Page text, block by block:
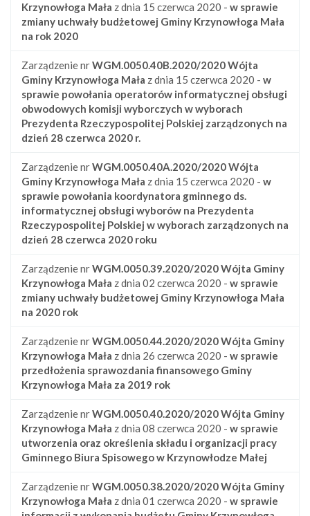
Krzynowłoga Mała z dnia 15 czerwca 2020 - w sprawie
zmiany uchwały budżetowej Gminy Krzynowłoga Mała
na rok 2020
Zarządzenie nrWGM.0050.40B.2020/2020Wójta
Gminy Krzynowłoga Mała z dnia 15 czerwca 2020 - w
sprawie powołania operatorów informatycznej obsługi
obwodowych komisji wyborczych w wyborach
Prezydenta Rzeczypospolitej Polskiej zarządzonych na
dzień 28 czerwca 2020 r.
Zarządzenie nrWGM.0050.40A.2020/2020Wójta
Gminy Krzynowłoga Mała z dnia 15 czerwca 2020 - w
sprawie powołania koordynatora gminnego ds.
informatycznej obsługi wyborów na Prezydenta
Rzeczypospolitej Polskiej w wyborach zarządzonych na
dzień 28 czerwca 2020 roku
Zarządzenie nrWGM.0050.39.2020/2020Wójta Gminy
Krzynowłoga Mała z dnia 02 czerwca 2020 - w sprawie
zmiany uchwały budżetowej Gminy Krzynowłoga Mała
na 2020 rok
Zarządzenie nrWGM.0050.44.2020/2020Wójta Gminy
Krzynowłoga Mała z dnia 26 czerwca 2020 - w sprawie
przedłożenia sprawozdania finansowego Gminy
Krzynowłoga Mała za 2019 rok
Zarządzenie nrWGM.0050.40.2020/2020Wójta Gminy
Krzynowłoga Mała z dnia 08 czerwca 2020 - w sprawie
utworzenia oraz określenia składu i organizacji pracy
Gminnego Biura Spisowego w Krzynowłodze Małej
Zarządzenie nrWGM.0050.38.2020/2020Wójta Gminy
Krzynowłoga Mała z dnia 01 czerwca 2020 - w sprawie